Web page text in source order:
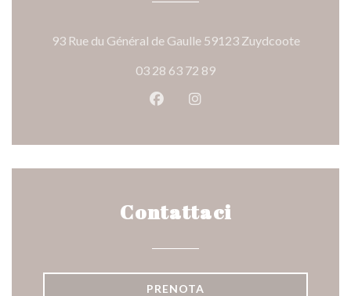
93 Rue du Général de Gaulle 59123 Zuydcoote((apre
03 28 63 72 89
Facebook ((apre una nuova
Instagram ((apre una
Contattaci
PRENOTA